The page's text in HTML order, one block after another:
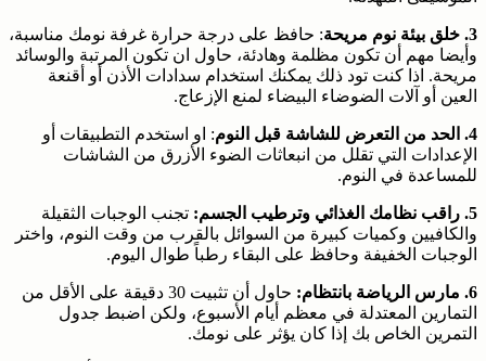
3. خلق بيئة نوم مريحة
: حافظ على درجة حرارة غرفة نومك مناسبة،
وأيضا مهم أن تكون مظلمة وهادئة، حاول ان تكون المرتبة والوسائد
مريحة. اذا كنت تود ذلك يمكنك استخدام سدادات الأذن أو أقنعة
العين أو آلات الضوضاء البيضاء لمنع الإزعاج.
4. الحد من التعرض للشاشة قبل النوم
: او استخدم التطبيقات أو
الإعدادات التي تقلل من انبعاثات الضوء الأزرق من الشاشات
للمساعدة في النوم.
5. راقب نظامك الغذائي وترطيب الجسم:
تجنب الوجبات الثقيلة
والكافيين وكميات كبيرة من السوائل بالقرب من وقت النوم، واختر
الوجبات الخفيفة وحافظ على البقاء رطباً طوال اليوم.
6. مارس الرياضة بانتظام:
حاول أن تثبيت 30 دقيقة على الأقل من
التمارين المعتدلة في معظم أيام الأسبوع، ولكن اضبط جدول
التمرين الخاص بك إذا كان يؤثر على نومك.